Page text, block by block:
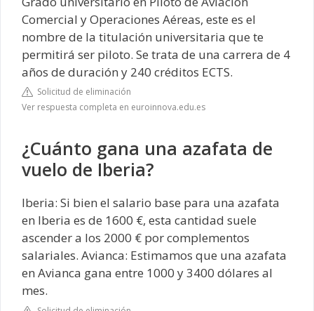
Comercial y Operaciones Aéreas, este es el
nombre de la titulación universitaria que te
permitirá ser piloto. Se trata de una carrera de 4
años de duración y 240 créditos ECTS.
Solicitud de eliminación
Ver respuesta completa en euroinnova.edu.es
¿Cuánto gana una azafata de
vuelo de Iberia?
Iberia: Si bien el salario base para una azafata
en Iberia es de 1600 €, esta cantidad suele
ascender a los 2000 € por complementos
salariales. Avianca: Estimamos que una azafata
en Avianca gana entre 1000 y 3400 dólares al
mes.